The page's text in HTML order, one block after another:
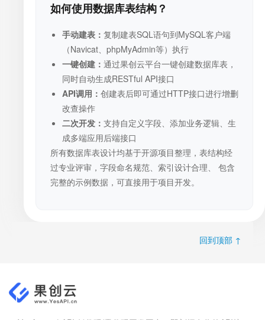
如何使用数据库表结构？
手动建表： 复制建表SQL语句到MySQL客户端
（Navicat、phpMyAdmin等）执行
一键创建： 通过果创云平台一键创建数据库表，
同时自动生成RESTful API接口
API调用： 创建表后即可通过HTTP接口进行增删
改查操作
二次开发： 支持自定义字段、添加业务逻辑、生
成多端应用后端接口
所有数据库表设计均基于开源项目整理，表结构经
过专业评审，字段命名规范、索引设计合理、 包含
完整的示例数据，可直接用于项目开发。
回到顶部 ↑